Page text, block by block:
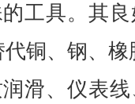
工具。其
代铜、钢、
滑、仪表